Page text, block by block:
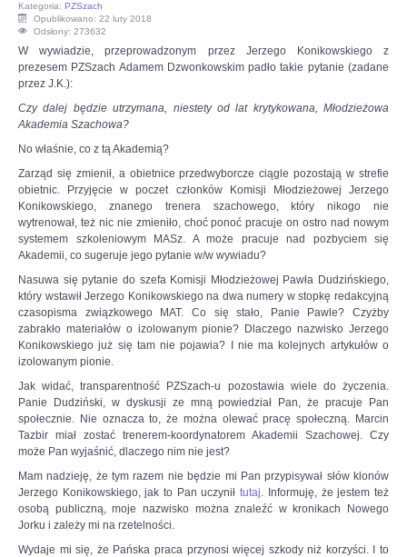
TURNIEJE
OPINIE, KONTROWERSJE
POLITYKA
FILMIKI
Z ARCHIWUM
SZACHIŚCI
ZDJĘCIA
Z KALENDARZA
Kategoria: PZSzach
Opublikowano: 22 luty 2018
Odsłony: 273632
W wywiadzie, przeprowadzonym przez Jerzego Konikowskiego z
prezesem PZSzach Adamem Dzwonkowskim padło takie pytanie (zadane
przez J.K.):
Czy dalej będzie utrzymana, niestety od lat krytykowana, Młodzieżowa
Akademia Szachowa?
No właśnie, co z tą Akademią?
Zarząd się zmienił, a obietnice przedwyborcze ciągle pozostają w strefie
obietnic. Przyjęcie w poczet członków Komisji Młodzieżowej Jerzego
Konikowskiego, znanego trenera szachowego, który nikogo nie
wytrenował, też nic nie zmieniło, choć ponoć pracuje on ostro nad nowym
systemem szkoleniowym MASz. A może pracuje nad pozbyciem się
Akademii, co sugeruje jego pytanie w/w wywiadu?
Nasuwa się pytanie do szefa Komisji Młodzieżowej Pawła Dudzińskiego,
który wstawił Jerzego Konikowskiego na dwa numery w stopkę redakcyjną
czasopisma związkowego MAT. Co się stało, Panie Pawle? Czyżby
zabrakło materiałów o izolowanym pionie? Dlaczego nazwisko Jerzego
Konikowskiego już się tam nie pojawia? I nie ma kolejnych artykułów o
izolowanym pionie.
Jak widać, transparentność PZSzach-u pozostawia wiele do życzenia.
Panie Dudziński, w dyskusji ze mną powiedział Pan, że pracuje Pan
społecznie. Nie oznacza to, że można olewać pracę społeczną. Marcin
Tazbir miał zostać trenerem-koordynatorem Akademii Szachowej. Czy
może Pan wyjaśnić, dlaczego nim nie jest?
Mam nadzieję, że tym razem nie będzie mi Pan przypisywał słów klonów
Jerzego Konikowskiego, jak to Pan uczyniłtutaj. Informuję, że jestem też
osobą publiczną, moje nazwisko można znaleźć w kronikach Nowego
Jorku i zależy mi na rzetelności.
Wydaje mi się, że Pańska praca przynosi więcej szkody niż korzyści. I to